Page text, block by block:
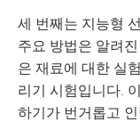
세 번째는 지능형
주요 방법은 알려
은 재료에 대한 실
리기 시험입니다.
하기가 번거롭고